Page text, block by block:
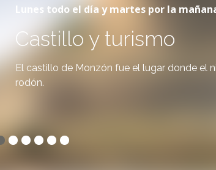
Lunes todo el día y martes por la mañana.
Castillo y turismo
El castillo de Monzón fue el lugar donde el
rodón.